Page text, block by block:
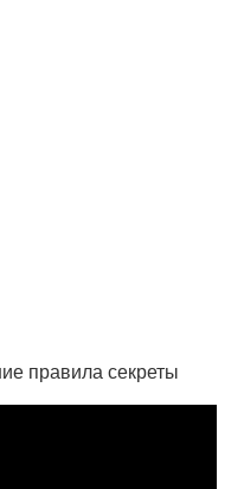
правила секреты